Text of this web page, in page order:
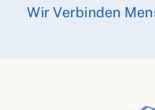
Wir Verbinden